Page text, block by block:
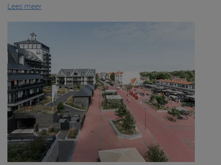
Lees meer